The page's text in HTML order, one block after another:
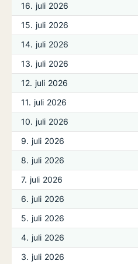
16. juli 2026
15. juli 2026
14. juli 2026
13. juli 2026
12. juli 2026
11. juli 2026
10. juli 2026
9. juli 2026
8. juli 2026
7. juli 2026
6. juli 2026
5. juli 2026
4. juli 2026
3. juli 2026